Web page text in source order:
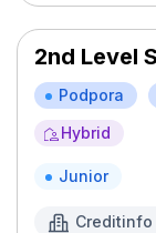
2nd Level
Podpora
Hybrid
Junior
Creditinfo